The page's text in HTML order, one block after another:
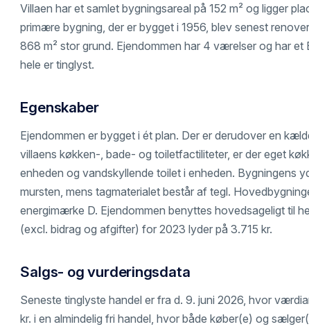
Villaen har et samlet bygningsareal på 152 m² og ligger
primære bygning, der er bygget i 1956, blev senest
868 m² stor grund. Ejendommen har 4 værelser og har et
hele er tinglyst.
Egenskaber
Ejendommen er bygget i ét plan. Der er derudover en
villaens køkken-, bade- og toiletfactiliteter, er der eget
enheden og vandskyllende toilet i enheden. Bygningens
mursten, mens tagmaterialet består af tegl.
energimærke D. Ejendommen benyttes hovedsageligt til
(excl. bidrag og afgifter) for 2023 lyder på 3.715 kr.
Salgs- og vurderingsdata
Seneste tinglyste handel er fra d. 9. juni 2026, hvor
kr. i en almindelig fri handel, hvor både køber(e) og